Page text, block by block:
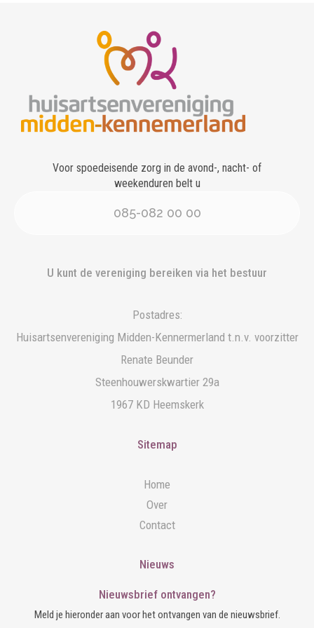
Voor spoedeisende zorg in de avond-, nacht- of
weekenduren belt u
085-082 00 00
U kunt de vereniging bereiken via het bestuur
Postadres:
Huisartsenvereniging Midden-Kennermerland t.n.v. voorzitter
Renate Beunder
Steenhouwerskwartier 29a
1967 KD Heemskerk
Sitemap
Home
Over
Contact
Nieuws
Nieuwsbrief ontvangen?
Meld je hieronder aan voor het ontvangen van de nieuwsbrief.